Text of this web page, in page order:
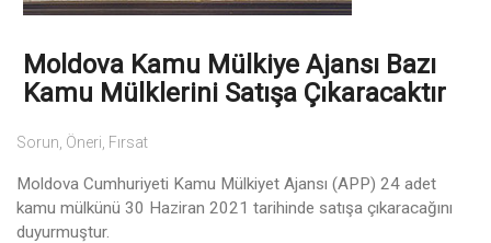
Moldova Kamu Mülkiye Ajansı Bazı
Kamu Mülklerini Satışa Çıkaracaktır
Sorun, Öneri, Fırsat
Moldova Cumhuriyeti Kamu Mülkiyet Ajansı (APP) 24 adet
kamu mülkünü 30 Haziran 2021 tarihinde satışa çıkaracağını
duyurmuştur.